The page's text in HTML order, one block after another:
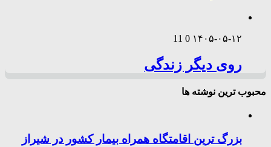
۱۴۰۵-۰۵-۱۲ 0
11
روی دیگر زندگی
محبوب ترین نوشته ها
بزرگ ترین اقامتگاه همراه بیمار کشور در شیراز